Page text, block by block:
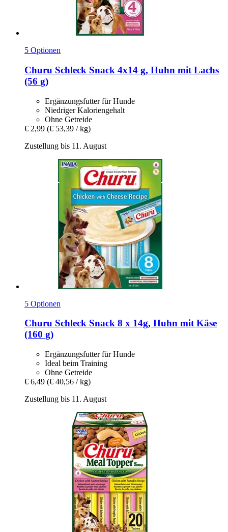
5 Optionen
Churu Schleck Snack 4x14 g, Huhn mit Lachs
(56 g)
Ergänzungsfutter für Hunde
Niedriger Kaloriengehalt
Ohne Getreide
€ 2,99 (€ 53,39 / kg)
Zustellung bis 11. August
5 Optionen
Churu Schleck Snack 8 x 14g, Huhn mit Käse
(160 g)
Ergänzungsfutter für Hunde
Ideal beim Training
Ohne Getreide
€ 6,49 (€ 40,56 / kg)
Zustellung bis 11. August